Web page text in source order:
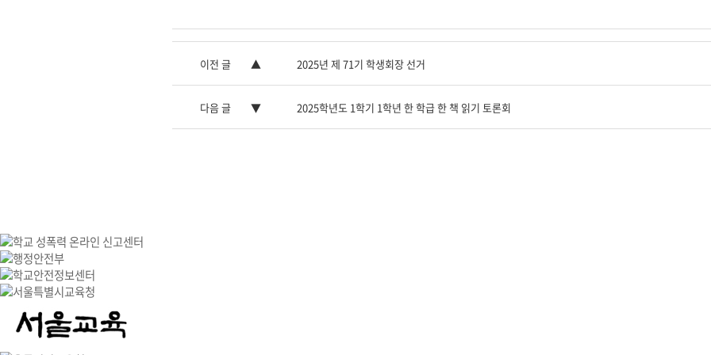
이전 글 2025년 제 71기 학생회장 선거
다음 글 2025학년도 1학기 1학년 한 학급 한 책 읽기 토론회